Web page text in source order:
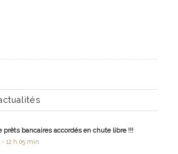
prêts bancaires accordés en chute libre !!!
- 12 h 05 min